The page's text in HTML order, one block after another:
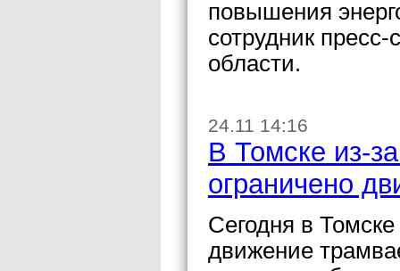
повышения
сотрудник
области.
24.11 14:16
В Томске из-
ограничено
Сегодня в
движение